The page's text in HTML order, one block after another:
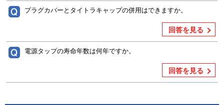
プラグカバーとタイトラキャップの併用はできますか。
回答を見る
電源タップの寿命年数は何年ですか。
回答を見る